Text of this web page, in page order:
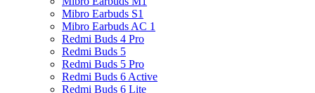
Mibro Earbuds S1
Mibro Earbuds AC 1
Redmi Buds 4 Pro
Redmi Buds 5
Redmi Buds 5 Pro
Redmi Buds 6 Active
Redmi Buds 6 Lite